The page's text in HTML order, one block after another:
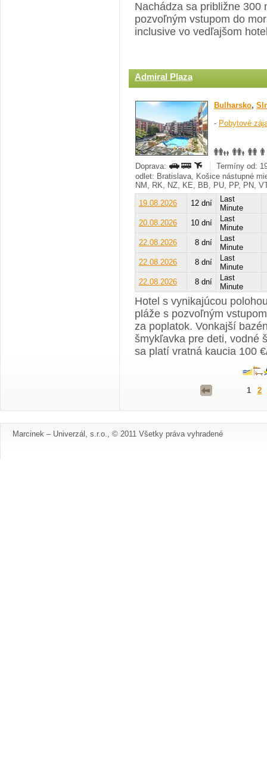
Nachádza sa približne 300
pozvoľným vstupom do
inclusive vo vedľajšom
Admiral Plaza
Bulharsko,
- Pobytové
Doprava:
Termíny od:
odlet: Bratislava, Košice nástupné
NM, RK, NZ, KE, BB, PU, PP, PN,
19.08.2026
12 dní
Last
Minute
20.08.2026
10 dní
Last
Minute
22.08.2026
8 dní
Last
Minute
22.08.2026
8 dní
Last
Minute
22.08.2026
8 dní
Last
Minute
Hotel s vynikajúcou
pláže s pozvoľným
za poplatok. Vonkajší
šmykľavka pre deti, vodné
sa platí vratná kaucia 100
1 2
Marcinek – Univerzál, s.r.o., © 2011 Všetky práva vyhradené